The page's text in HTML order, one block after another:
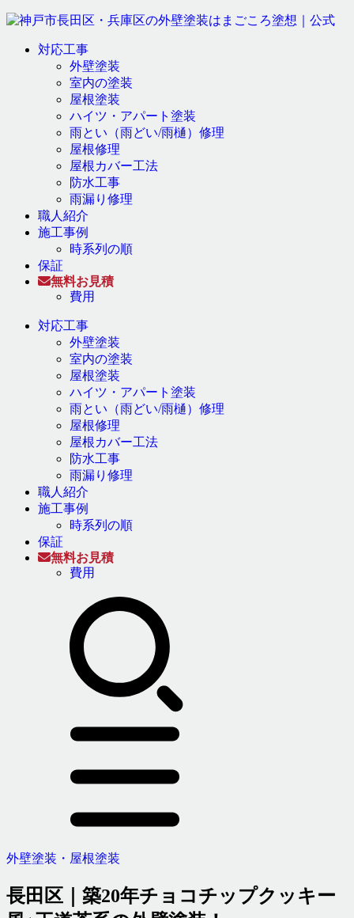
対応工事
外壁塗装
室内の塗装
屋根塗装
ハイツ・アパート塗装
雨とい（雨どい/雨樋）修理
屋根修理
屋根カバー工法
防水工事
雨漏り修理
職人紹介
施工事例
時系列の順
保証
無料お見積
費用
対応工事
外壁塗装
室内の塗装
屋根塗装
ハイツ・アパート塗装
雨とい（雨どい/雨樋）修理
屋根修理
屋根カバー工法
防水工事
雨漏り修理
職人紹介
施工事例
時系列の順
保証
無料お見積
費用
外壁塗装・屋根塗装
長田区｜築20年チョコチップクッキー